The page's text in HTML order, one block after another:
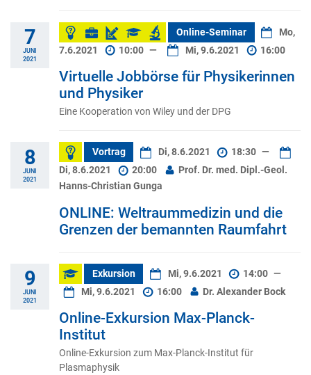
7
JUNI
2021
Online-Seminar
Mo,
7.6.2021
10:00 — Mi, 9.6.2021 16:00
Virtuelle Jobbörse für Physikerinnen
und Physiker
Eine Kooperation von Wiley und der DPG
8
JUNI
2021
Vortrag Di, 8.6.2021 18:30 —
Di, 8.6.2021
20:00
Prof. Dr. med. Dipl.-Geol.
Hanns-Christian Gunga
ONLINE: Weltraummedizin und die
Grenzen der bemannten Raumfahrt
9
JUNI
2021
Exkursion Mi, 9.6.2021 14:00 —
Mi, 9.6.2021
16:00 Dr. Alexander Bock
Online-Exkursion Max-Planck-
Institut
Online-Exkursion zum Max-Planck-Institut für
Plasmaphysik